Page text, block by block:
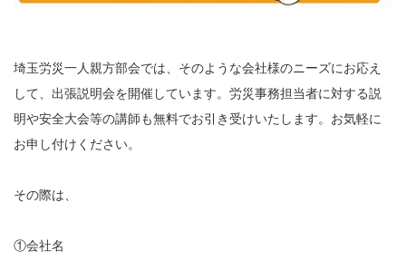
埼玉労災一人親方部会では、そのような会社様のニーズにお応え
して、出張説明会を開催しています。労災事務担当者に対する説
明や安全大会等の講師も無料でお引き受けいたします。お気軽に
お申し付けください。
その際は、
①会社名